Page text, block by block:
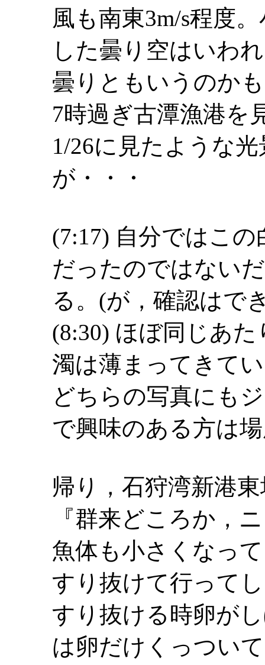
風も南東3m/s程度
した曇り空はいわ
曇りともいうのか
7時過ぎ古潭漁港を
1/26に見たような
が・・・
(7:17) 自分ではこ
だったのではない
る。(が，確認はで
(8:30) ほぼ同じあ
濁は薄まってきて
どちらの写真にも
で興味のある方は
帰り，石狩湾新港
『群来どころか，
魚体も小さくなっ
すり抜けて行って
すり抜ける時卵が
は卵だけくっつい